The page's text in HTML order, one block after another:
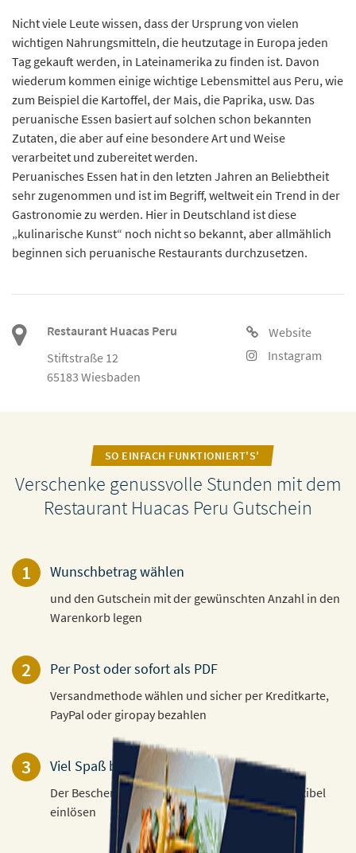
Nicht viele Leute wissen, dass der Ursprung von vielen
wichtigen Nahrungsmitteln, die heutzutage in Europa jeden
Tag gekauft werden, in Lateinamerika zu finden ist. Davon
wiederum kommen einige wichtige Lebensmittel aus Peru, wie
zum Beispiel die Kartoffel, der Mais, die Paprika, usw. Das
peruanische Essen basiert auf solchen schon bekannten
Zutaten, die aber auf eine besondere Art und Weise
verarbeitet und zubereitet werden.
Peruanisches Essen hat in den letzten Jahren an Beliebtheit
sehr zugenommen und ist im Begriff, weltweit ein Trend in der
Gastronomie zu werden. Hier in Deutschland ist diese
„kulinarische Kunst“ noch nicht so bekannt, aber allmählich
beginnen sich peruanische Restaurants durchzusetzen.
Restaurant Huacas Peru
Stiftstraße 12
65183 Wiesbaden
Website
Instagram
SO EINFACH FUNKTIONIERT'S'
Verschenke genussvolle Stunden mit dem
Restaurant Huacas Peru Gutschein
1 Wunschbetrag wählen
und den Gutschein mit der gewünschten Anzahl in den
Warenkorb legen
2 Per Post oder sofort als PDF
Versandmethode wählen und sicher per Kreditkarte,
PayPal oder giropay bezahlen
3 Viel Spaß beim Verschenken!
Der Beschenkte kann den Gutschein 3 Jahre flexibel
einlösen